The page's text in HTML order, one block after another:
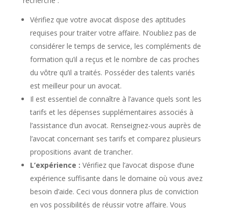
Vérifiez que votre avocat dispose des aptitudes
requises pour traiter votre affaire. N’oubliez pas de
considérer le temps de service, les compléments de
formation qu’il a reçus et le nombre de cas proches
du vôtre qu’il a traités. Posséder des talents variés
est meilleur pour un avocat.
Il est essentiel de connaître à l’avance quels sont les
tarifs et les dépenses supplémentaires associés à
l’assistance d’un avocat. Renseignez-vous auprès de
l’avocat concernant ses tarifs et comparez plusieurs
propositions avant de trancher.
L’expérience : Vérifiez que l’avocat dispose d’une
expérience suffisante dans le domaine où vous avez
besoin d’aide. Ceci vous donnera plus de conviction
en vos possibilités de réussir votre affaire. Vous